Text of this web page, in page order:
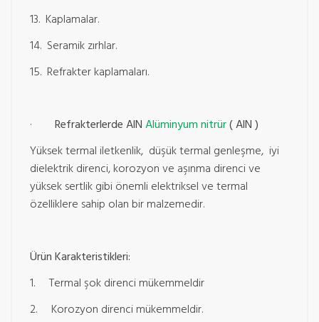
13. Kaplamalar.
14. Seramik zırhlar.
15. Refrakter kaplamaları.
· Refrakterlerde AlNAlüminyum nitrür( AlN )
Yüksek termal iletkenlik, düşük termal genleşme, iyi
dielektrik direnci, korozyon ve aşınma direnci ve
yüksek sertlik gibi önemli elektriksel ve termal
özelliklere sahip olan bir malzemedir.
Ürün Karakteristikleri:
1. Termal şok direnci mükemmeldir
2. Korozyon direnci mükemmeldir.